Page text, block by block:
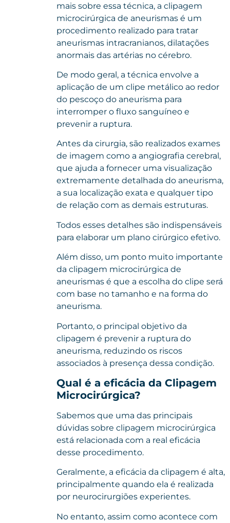
mais sobre essa técnica, a clipagem
microcirúrgica de aneurismas é um
procedimento realizado para tratar
aneurismas intracranianos, dilatações
anormais das artérias no cérebro.
De modo geral, a técnica envolve a
aplicação de um clipe metálico ao redor
do pescoço do aneurisma para
interromper o fluxo sanguíneo e
prevenir a ruptura.
Antes da cirurgia, são realizados exames
de imagem como a angiografia cerebral,
que ajuda a fornecer uma visualização
extremamente detalhada do aneurisma,
a sua localização exata e qualquer tipo
de relação com as demais estruturas.
Todos esses detalhes são indispensáveis
para elaborar um plano cirúrgico efetivo.
Além disso, um ponto muito importante
da clipagem microcirúrgica de
aneurismas é que a escolha do clipe será
com base no tamanho e na forma do
aneurisma.
Portanto, o principal objetivo da
clipagem é prevenir a ruptura do
aneurisma, reduzindo os riscos
associados à presença dessa condição.
Qual é a eficácia da Clipagem
Microcirúrgica?
Sabemos que uma das principais
dúvidas sobre clipagem microcirúrgica
está relacionada com a real eficácia
desse procedimento.
Geralmente, a eficácia da clipagem é alta,
principalmente quando ela é realizada
por neurocirurgiões experientes.
No entanto, assim como acontece com